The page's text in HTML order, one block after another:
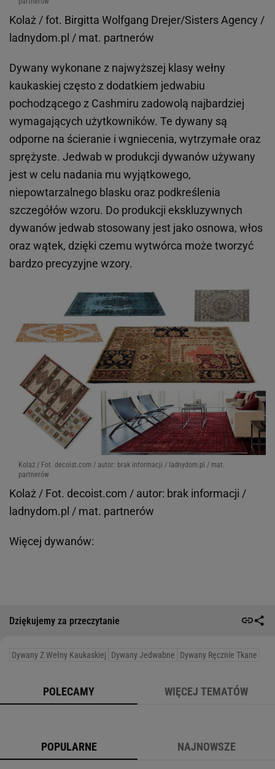
Kolaż / fot. Birgitta Wolfgang Drejer/Sisters Agency /
ladnydom.pl / mat. partnerów
Dywany wykonane z najwyższej klasy wełny
kaukaskiej często z dodatkiem jedwabiu
pochodzącego z Cashmiru zadowolą najbardziej
wymagających użytkowników. Te dywany są
odporne na ścieranie i wgniecenia, wytrzymałe oraz
sprężyste. Jedwab w produkcji dywanów używany
jest w celu nadania mu wyjątkowego,
niepowtarzalnego blasku oraz podkreślenia
szczegółów wzoru. Do produkcji ekskluzywnych
dywanów jedwab stosowany jest jako osnowa, włos
oraz wątek, dzięki czemu wytwórca może tworzyć
bardzo precyzyjne wzory.
Kolaż / Fot. decoist.com / autor: brak informacji / ladnydom.pl / mat.
partnerów
Kolaż / Fot. decoist.com / autor: brak informacji /
ladnydom.pl / mat. partnerów
Więcej dywanów:
Dziękujemy za przeczytanie
Dywany Z Wełny Kaukaskiej Dywany Jedwabne Dywany Ręcznie Tkane
POLECAMY WIĘCEJ TEMATÓW
POPULARNE NAJNOWSZE